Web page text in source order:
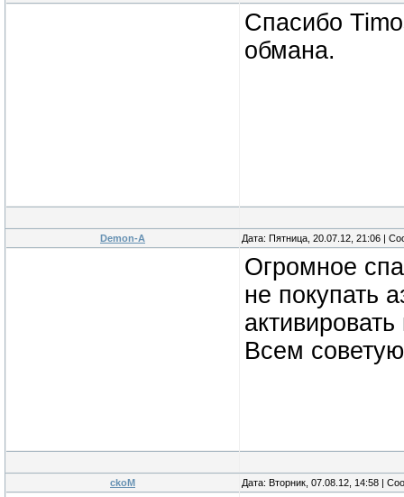
Спасибо
обмана.
Demon-A Дата: Пятница, 20.07.12, 21:06 |
Огромное
не покупать
Всем советую
ckoM Дата: Вторник, 07.08.12, 14:58 |